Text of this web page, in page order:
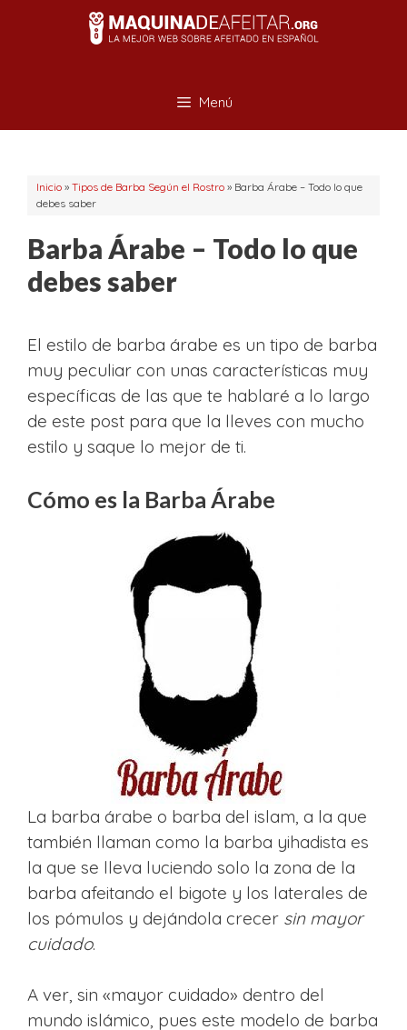
Menú
Inicio » Tipos de Barba Según el Rostro » Barba Árabe – Todo lo que
debes saber
Barba Árabe – Todo lo que
debes saber
El estilo de barba árabe es un tipo de barba
muy peculiar con unas características muy
específicas de las que te hablaré a lo largo
de este post para que la lleves con mucho
estilo y saque lo mejor de ti.
Cómo es la Barba Árabe
La barba árabe o barba del islam, a la que
también llaman como la barba yihadista es
la que se lleva luciendo solo la zona de la
barba afeitando el bigote y los laterales de
los pómulos y dejándola crecer sin mayor
cuidado.
A ver, sin «mayor cuidado» dentro del
mundo islámico, pues este modelo de barba